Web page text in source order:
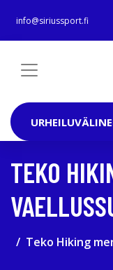
info@siriussport.fi
TEKO
Teko Hiking